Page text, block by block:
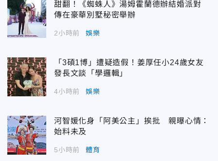
甜翻！《蜘蛛人》湯姆霍蘭德辦結婚派對
傳在豪華別墅秘密舉辦
2小時前 娛樂
「3碩1博」遭疑造假！姜厚任小24歲女友
發長文談「學邏輯」
4小時前 娛樂
河智媛化身「阿美公主」挨批 親曝心情：
始料未及
5小時前 體育